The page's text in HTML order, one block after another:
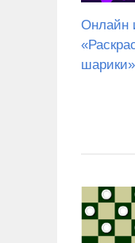
Онлайн
шарики»